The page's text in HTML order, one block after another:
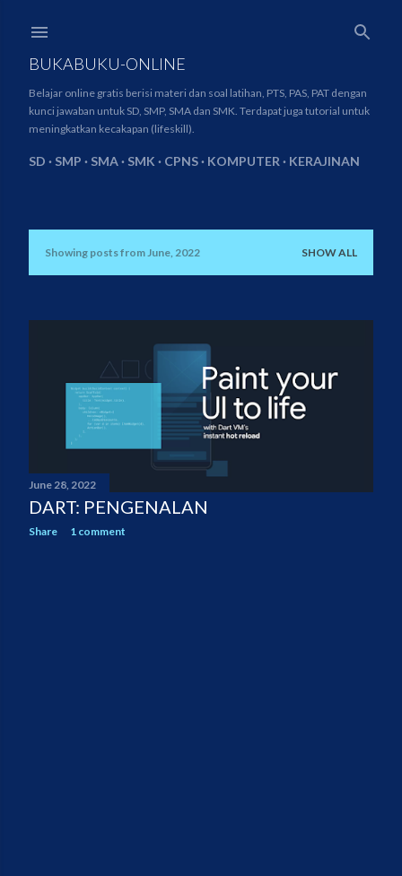
BUKABUKU-ONLINE
Belajar online gratis berisi materi dan soal latihan, PTS, PAS, PAT dengan
kunci jawaban untuk SD, SMP, SMA dan SMK. Terdapat juga tutorial untuk
meningkatkan kecakapan (lifeskill).
SD SMP SMA SMK CPNS KOMPUTER KERAJINAN
PShowing posts from June, 2022 SHOW ALL
June 28, 2022
DART: PENGENALAN
Share 1 comment